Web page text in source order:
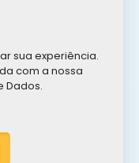
reservados
sua experiência.
com a nossa
Dados.